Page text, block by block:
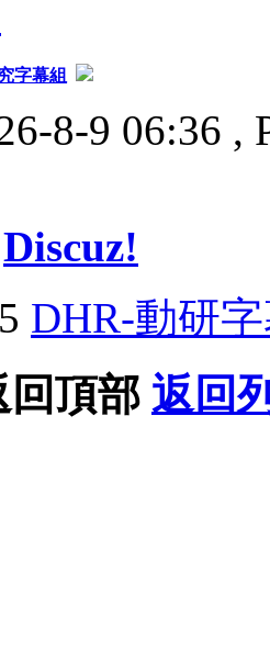
字幕組
8-9 06:36 ,
Discuz!
DHR-動研
回頂部 返回